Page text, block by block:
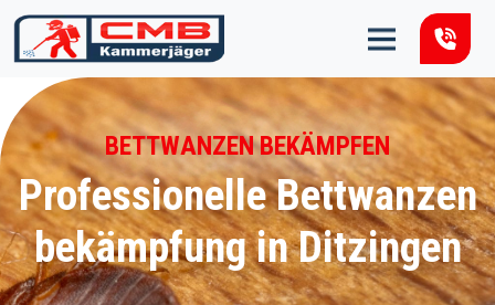
Zum Inhalt springen
BETTWANZEN BEKÄMPFEN
Professionelle Bettwanzen
bekämpfung in Ditzingen